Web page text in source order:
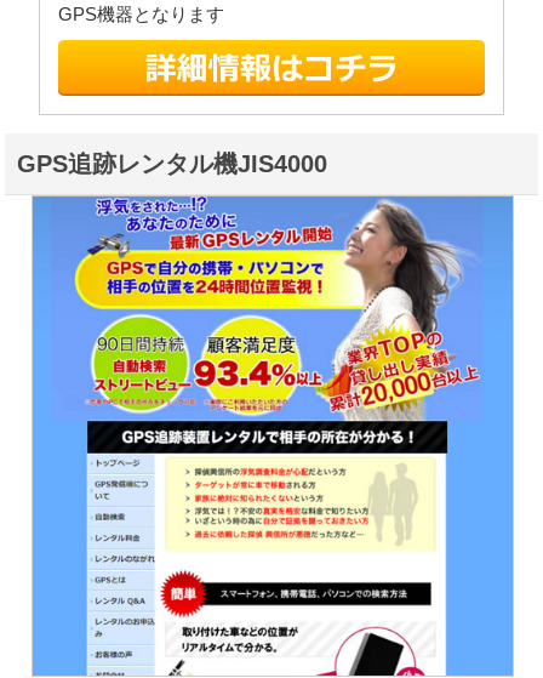
GPS機器となります
GPS追跡レンタル機JIS4000